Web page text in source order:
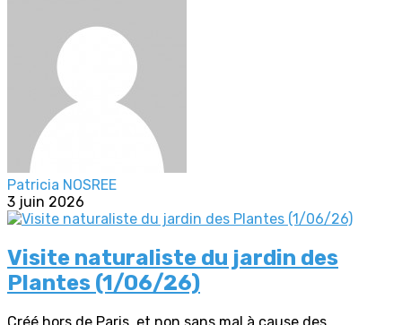
Patricia NOSREE
3 juin 2026
Visite naturaliste du jardin des
Plantes (1/06/26)
Créé hors de Paris, et non sans mal à cause des